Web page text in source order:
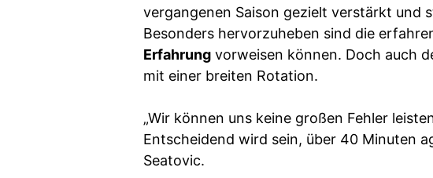
vergangenen Saison gezielt verstärkt und
Besonders hervorzuheben sind die
Erfahrung vorweisen können. Doch auch
mit einer breiten Rotation.
„Wir können uns keine großen Fehler
Entscheidend wird sein, über 40 Minuten
Seatovic.